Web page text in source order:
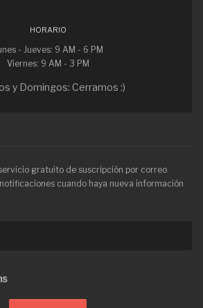
HORARIO
- Jueves: 9 AM - 6 PM
Viernes: 9 AM - 3 PM
y Domingos: Cerramos :)
gratuito de suscripción por correo
cuando haya nueva información